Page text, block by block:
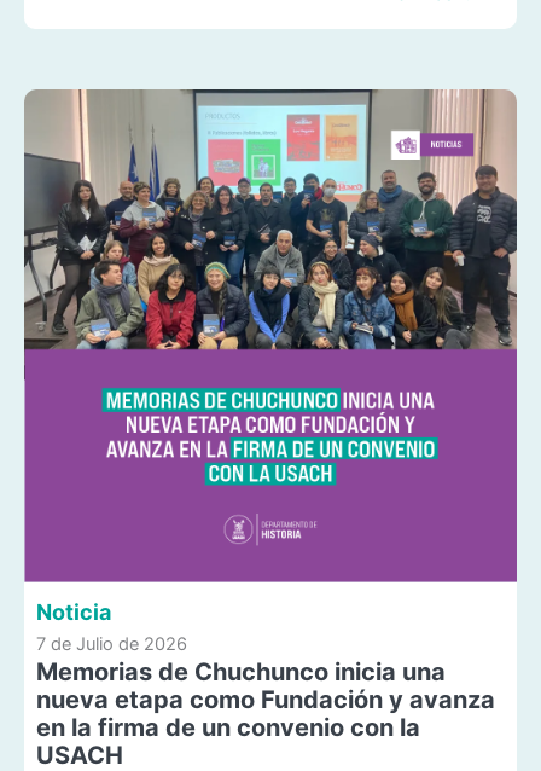
Noticia
7 de Julio de 2026
Memorias de Chuchunco inicia una
nueva etapa como Fundación y avanza
en la firma de un convenio con la
USACH